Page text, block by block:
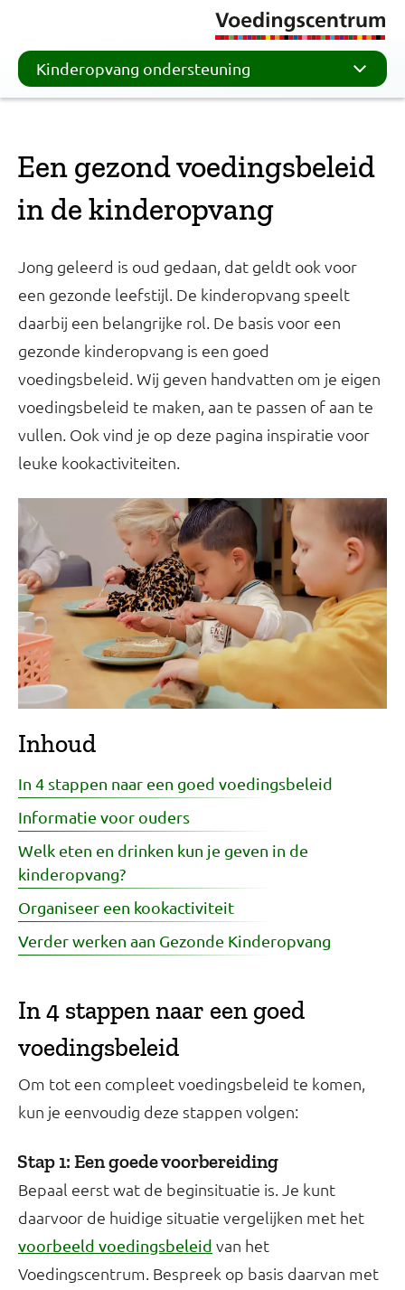
Kinderopvang ondersteuning
Een gezond voedingsbeleid
in de kinderopvang
Jong geleerd is oud gedaan, dat geldt ook voor
een gezonde leefstijl. De kinderopvang speelt
daarbij een belangrijke rol. De basis voor een
gezonde kinderopvang is een goed
voedingsbeleid. Wij geven handvatten om je eigen
voedingsbeleid te maken, aan te passen of aan te
vullen. Ook vind je op deze pagina inspiratie voor
leuke kookactiviteiten.
Inhoud
In 4 stappen naar een goed voedingsbeleid
Informatie voor ouders
Welk eten en drinken kun je geven in de
kinderopvang?
Organiseer een kookactiviteit
Verder werken aan Gezonde Kinderopvang
In 4 stappen naar een goed
voedingsbeleid
Om tot een compleet voedingsbeleid te komen,
kun je eenvoudig deze stappen volgen:
Stap 1: Een goede voorbereiding
Bepaal eerst wat de beginsituatie is. Je kunt
daarvoor de huidige situatie vergelijken met het
voorbeeld voedingsbeleid van het
Voedingscentrum. Bespreek op basis daarvan met